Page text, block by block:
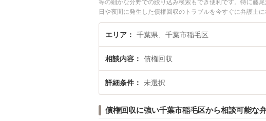
等の細かな分野での絞り込み検索もでき便利です。特に藤
日や夜間に発生した債権回収のトラブルを今すぐに弁護士
談できる千葉市稲毛区内の弁護士に相談予約したい』など
エリア 千葉県、千葉市稲毛区
相談内容 債権回収
詳細条件 未選択
債権回収に強い千葉市稲毛区から相談可能な